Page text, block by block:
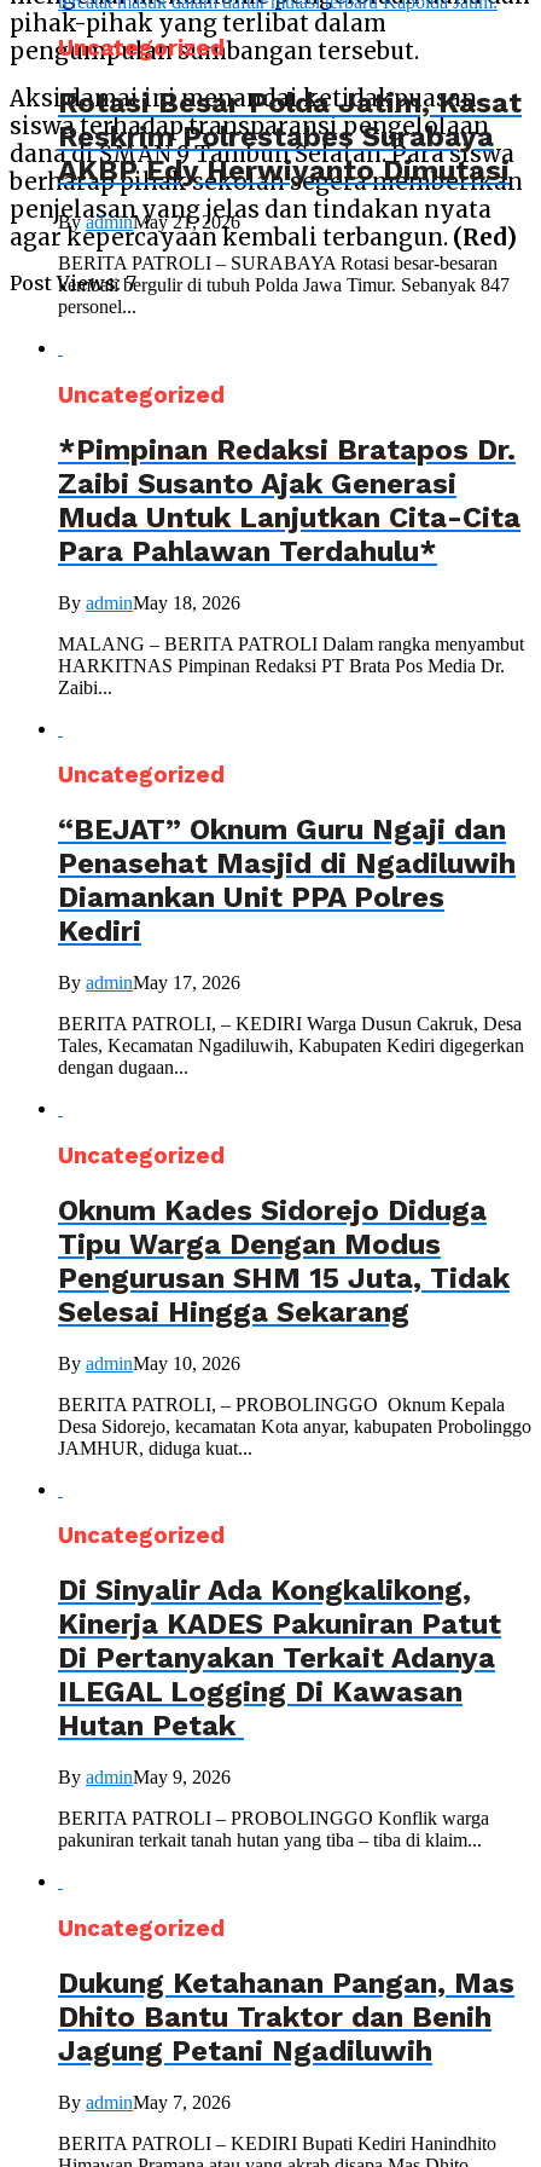
pihak-pihak yang terlibat dalam
pengumpulan sumbangan tersebut.
Aksi damai ini menandai ketidakpuasan
siswa terhadap transparansi pengelolaan
dana di SMAN 9 Tambun Selatan. Para siswa
berharap pihak sekolah segera memberikan
penjelasan yang jelas dan tindakan nyata
agar kepercayaan kembali terbangun. (Red)
Post Views: 7
Uncategorized
Rotasi Besar Polda Jatim, Kasat
Reskrim Polrestabes Surabaya
AKBP Edy Herwiyanto Dimutasi
ByadminMay 21, 2026
BERITA PATROLI – SURABAYA Rotasi besar-besaran
kembali bergulir di tubuh Polda Jawa Timur. Sebanyak 847
personel...
Uncategorized
*Pimpinan Redaksi Bratapos Dr.
Zaibi Susanto Ajak Generasi
Muda Untuk Lanjutkan Cita-Cita
Para Pahlawan Terdahulu*
By adminMay 18, 2026
MALANG – BERITA PATROLI Dalam rangka menyambut
HARKITNAS Pimpinan Redaksi PT Brata Pos Media Dr.
Zaibi...
Uncategorized
“BEJAT” Oknum Guru Ngaji dan
Penasehat Masjid di Ngadiluwih
Diamankan Unit PPA Polres
Kediri
By adminMay 17, 2026
BERITA PATROLI, – KEDIRI Warga Dusun Cakruk, Desa
Tales, Kecamatan Ngadiluwih, Kabupaten Kediri digegerkan
dengan dugaan...
Uncategorized
Oknum Kades Sidorejo Diduga
Tipu Warga Dengan Modus
Pengurusan SHM 15 Juta, Tidak
Selesai Hingga Sekarang
By adminMay 10, 2026
BERITA PATROLI, – PROBOLINGGO Oknum Kepala
Desa Sidorejo, kecamatan Kota anyar, kabupaten Probolinggo
JAMHUR, diduga kuat...
Uncategorized
Di Sinyalir Ada Kongkalikong,
Kinerja KADES Pakuniran Patut
Di Pertanyakan Terkait Adanya
ILEGAL Logging Di Kawasan
Hutan Petak
By adminMay 9, 2026
BERITA PATROLI – PROBOLINGGO Konflik warga
pakuniran terkait tanah hutan yang tiba – tiba di klaim...
Uncategorized
Dukung Ketahanan Pangan, Mas
Dhito Bantu Traktor dan Benih
Jagung Petani Ngadiluwih
By adminMay 7, 2026
BERITA PATROLI – KEDIRI Bupati Kediri Hanindhito